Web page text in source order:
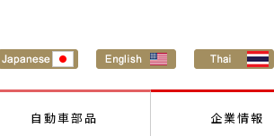
自動車部品 企業情報